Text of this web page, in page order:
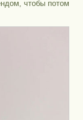
чтобы потом